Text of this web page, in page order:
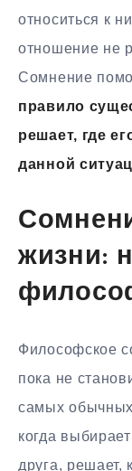
относиться к
отношение не
Сомнение
правило
решает, где
данной
жизни:
Философское
пока не
самых обычных
когда
друга, решает,